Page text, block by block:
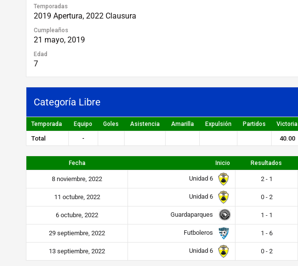
Temporadas
2019 Apertura, 2022 Clausura
Cumpleaños
21 mayo, 2019
Edad
7
Categoría Libre
Temporada Equipo Goles Asistencia Amarilla Expulsión Partidos Victoria
Total - 40.00
Fecha Inicio Resultados
8 noviembre, 2022 Unidad 6 2 - 1
11 octubre, 2022 Unidad 6 0 - 2
6 octubre, 2022 Guardaparques 1 - 1
29 septiembre, 2022 Futboleros 1 - 6
13 septiembre, 2022 Unidad 6 0 - 2